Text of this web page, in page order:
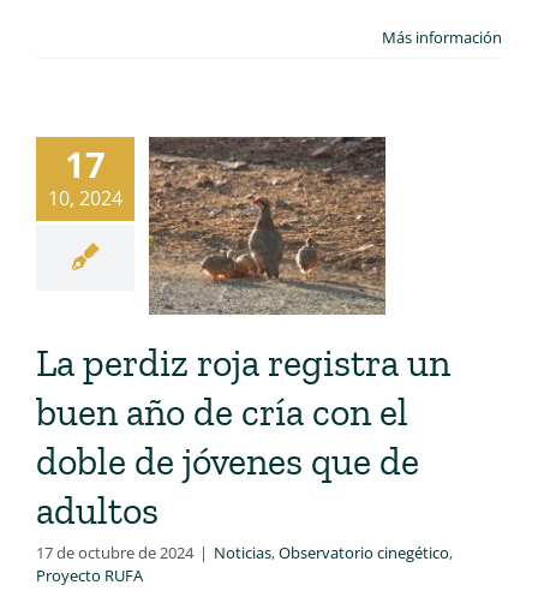
Más información
17
10, 2024
La perdiz roja registra un
buen año de cría con el
doble de jóvenes que de
adultos
17 de octubre de 2024 | Noticias,Observatorio cinegético,
Proyecto RUFA